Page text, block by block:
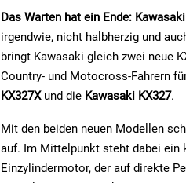
Das Warten hat ein Ende:
irgendwie, nicht halbherzig und
bringt Kawasaki gleich zwei neue
Country- und Motocross-Fahrern
KX327Xund die Kawasaki KX327.
Mit den beiden neuen Modellen
auf. Im Mittelpunkt steht dabei
Einzylindermotor, der auf direkte